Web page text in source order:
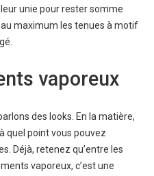
unie pour rester somme
maximum les tenues à motif
vaporeux
des looks. En la matière,
quel point vous pouvez
Déjà, retenez qu’entre les
vaporeux, c’est une